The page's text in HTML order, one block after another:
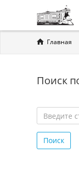
Вы
здесь
Главная
Поиск
строку
для
Поиск